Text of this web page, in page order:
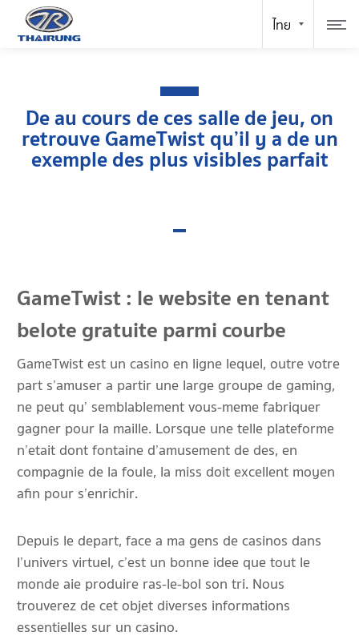
De au cours de ces salle de jeu, on
retrouve GameTwist qu’il y a de un
exemple des plus visibles parfait
GameTwist : le website en tenant
belote gratuite parmi courbe
GameTwist est un casino en ligne lequel, outre votre
part s’amuser a partir une large groupe de gaming,
ne peut qu’ semblablement vous-meme fabriquer
gagner pour la maille. Lorsque une telle plateforme
n’etait dont fontaine d’amusement de des, en
compagnie de la foule, la miss doit excellent moyen
afin pour s’enrichir.
Depuis le depart, face a ma gens de casinos dans
l’univers virtuel, c’est un bonne idee que tout le
monde aie produire ras-le-bol son tri. Nous
trouverez de cet objet diverses informations
essentielles sur un casino.